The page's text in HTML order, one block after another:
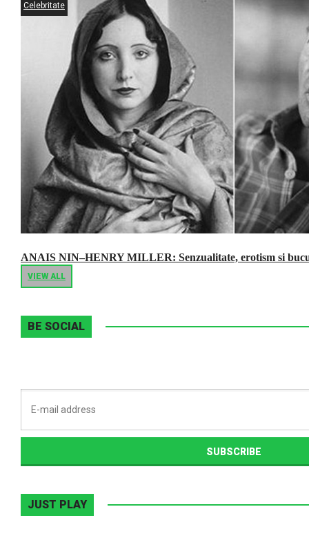
Celebritate
ANAIS NIN–HENRY MILLER: Senzualitate, erotism si
VIEW ALL
BE SOCIAL
JUST PLAY